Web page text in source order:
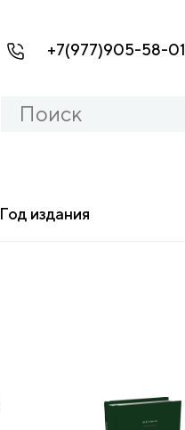
+7(977)905-58-01
Год издания